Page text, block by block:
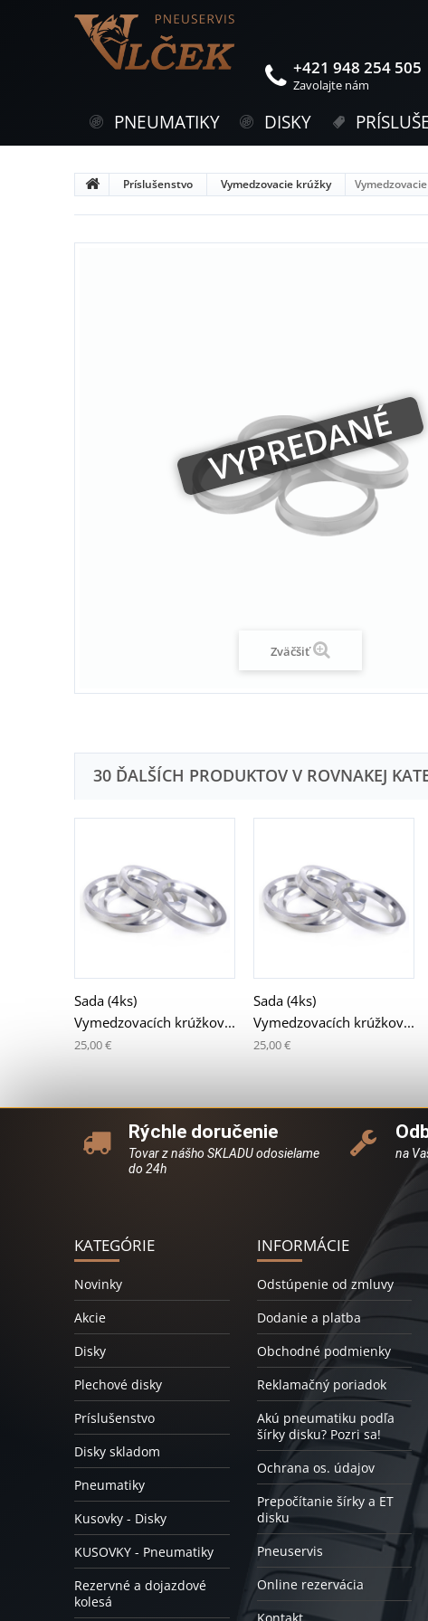
+421 948 254 505
Zavolajte nám
PNEUMATIKY DISKY
Príslušenstvo Vymedzovacie krúžky
Zväčšiť
VYPREDANÉ
30 ĎALŠÍCH PRODUKTOV V ROVNAKEJ
Sada (4ks)
Vymedzovacích krúžkov...
25,00 €
Sada (4ks)
Vymedzovacích krúžkov...
25,00 €
Rýchle doručenie
Tovar z nášho SKLADU odosielame
do 24h
na
KATEGÓRIE
Novinky
Akcie
Disky
Plechové disky
Príslušenstvo
Disky skladom
Pneumatiky
Kusovky - Disky
KUSOVKY - Pneumatiky
Rezervné a dojazdové
kolesá
INFORMÁCIE
Odstúpenie od zmluvy
Dodanie a platba
Obchodné podmienky
Reklamačný poriadok
Akú pneumatiku podľa
šírky disku? Pozri sa!
Ochrana os. údajov
Prepočítanie šírky a ET
disku
Pneuservis
Online rezervácia